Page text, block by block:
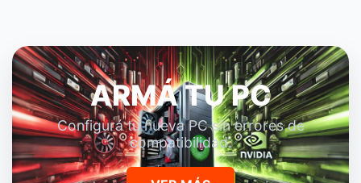
ARMÁ TU PC
Configurá tu nueva PC sin errores de
compatibilidad.